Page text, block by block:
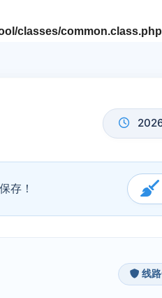
classes/common.class.php